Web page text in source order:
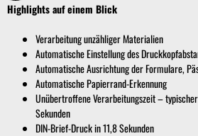
Highlights auf einem Blick
Verarbeitung unzähliger Materialien
Automatische Einstellung des
Automatische Ausrichtung der Formulare,
Automatische Papierrand-Erkennung
Unübertroffene Verarbeitungszeit –
Sekunden
DIN-Brief-Druck in 11,8 Sekunden